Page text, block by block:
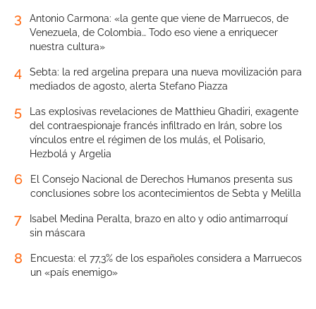
3
Antonio Carmona: «la gente que viene de Marruecos, de
Venezuela, de Colombia… Todo eso viene a enriquecer
nuestra cultura»
4
Sebta: la red argelina prepara una nueva movilización para
mediados de agosto, alerta Stefano Piazza
5
Las explosivas revelaciones de Matthieu Ghadiri, exagente
del contraespionaje francés infiltrado en Irán, sobre los
vínculos entre el régimen de los mulás, el Polisario,
Hezbolá y Argelia
6
El Consejo Nacional de Derechos Humanos presenta sus
conclusiones sobre los acontecimientos de Sebta y Melilla
7
Isabel Medina Peralta, brazo en alto y odio antimarroquí
sin máscara
8
Encuesta: el 77,3% de los españoles considera a Marruecos
un «país enemigo»